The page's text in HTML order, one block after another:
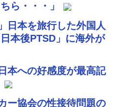
ら・・・」
日本を旅行した外国人
本後PTSD」に海外が
本への好感度が最高記
ー協会の性接待問題の